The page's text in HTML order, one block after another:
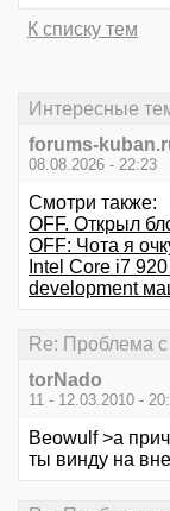
К списку тем
Интересные
forums-
08.08.2026 - 22:23
Смотри также:
OFF. Открыл
OFF: Чота я
Intel Core i7
development
Re: Проблема
torNado
11 - 12.03.2010 -
Beowulf >а
ты винду на